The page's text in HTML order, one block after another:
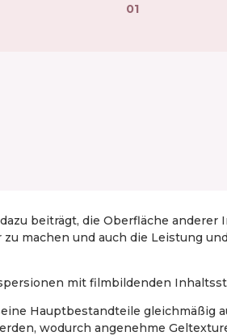
01
beiträgt, die Oberfläche anderer
machen und auch die Leistung
mit filmbildenden
Hauptbestandteile gleichmäßig
wodurch angenehme